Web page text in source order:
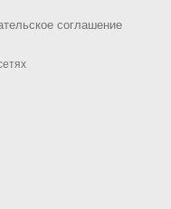
цепей ГРМ.
соглашение